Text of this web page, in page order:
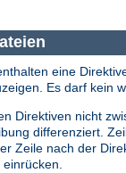
eine
Es darf kein
Direktiven nicht
differenziert.
Zeile nach der